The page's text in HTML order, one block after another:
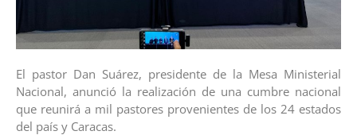
El pastor Dan Suárez, presidente de la Mesa Ministerial
Nacional, anunció la realización de una cumbre nacional
que reunirá a mil pastores provenientes de los 24 estados
del país y Caracas.